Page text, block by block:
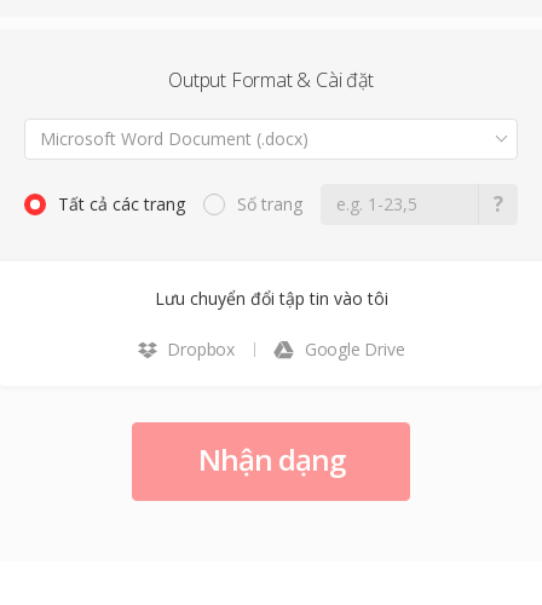
Output Format & Cài đặt
Microsoft Word Document (.docx)
Tất cả các trang Số trang
Lưu chuyển đổi tập tin vào tôi
Dropbox Google Drive
Nhận dạng